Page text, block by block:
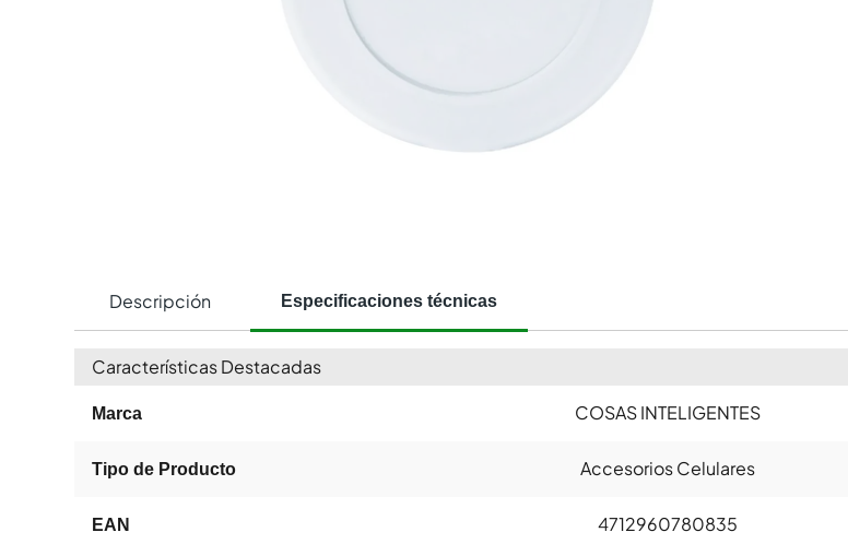
Descripción Especificaciones técnicas
Características Destacadas
Marca COSAS INTELIGENTES
Tipo de Producto Accesorios Celulares
EAN 4712960780835